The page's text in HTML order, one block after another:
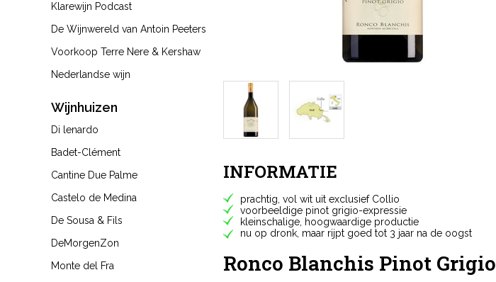
Klarewijn Podcast
De Wijnwereld van Antoin Peeters
Voorkoop Terre Nere & Kershaw
Nederlandse wijn
Wijnhuizen
Di lenardo
Badet-Clément
Cantine Due Palme
Castelo de Medina
De Sousa & Fils
DeMorgenZon
Monte del Fra
INFORMATIE
prachtig, vol wit uit exclusief Collio
voorbeeldige pinot grigio-expressie
kleinschalige, hoogwaardige productie
nu op dronk, maar rijpt goed tot 3 jaar na de oogst
Ronco Blanchis Pinot Grigio